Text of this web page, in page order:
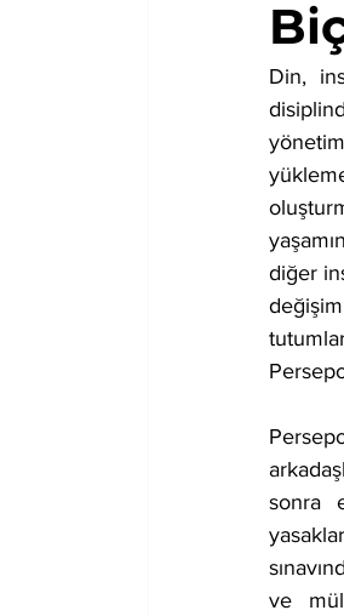
Din,
diğer
sonra
ve